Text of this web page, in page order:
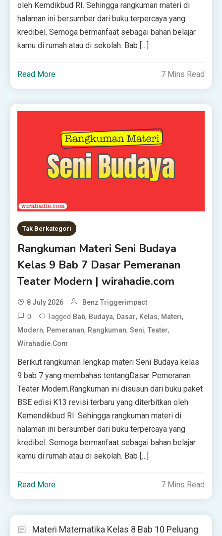
oleh Kemdikbud RI. Sehingga rangkuman materi di
halaman ini bersumber dari buku terpercaya yang
kredibel. Semoga bermanfaat sebagai bahan belajar
kamu di rumah atau di sekolah. Bab […]
Read More 7 Mins Read
Tak Berkategori
Rangkuman Materi Seni Budaya
Kelas 9 Bab 7 Dasar Pemeranan
Teater Modern | wirahadie.com
8 July 2026 Benz Triggerimpact
0 Tagged Bab, Budaya, Dasar, Kelas, Materi,
Modern, Pemeranan, Rangkuman,Seni,Teater,
Wirahadie.com
Berikut rangkuman lengkap materi Seni Budaya kelas
9 bab 7 yang membahas tentangDasar Pemeranan
Teater Modern.Rangkuman ini disusun dari buku paket
BSE edisi K13 revisi terbaru yang diterbitkan oleh
Kemendikbud RI. Sehingga rangkuman materi di
halaman ini bersumber dari buku terpercaya yang
kredibel. Semoga bermanfaat sebagai bahan belajar
kamu di rumah atau di sekolah. Bab […]
Read More 7 Mins Read
Materi Matematika Kelas 8 Bab 10 Peluang